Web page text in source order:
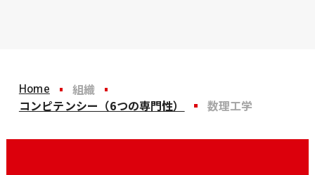
Home
組織
コンピテンシー（6つの専門性）
数理工学